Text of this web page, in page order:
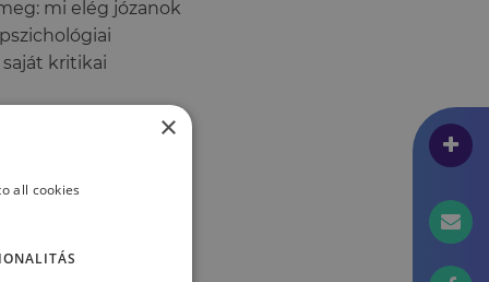
mi elég józanok
kritikai
egy
is, ha
×
all cookies